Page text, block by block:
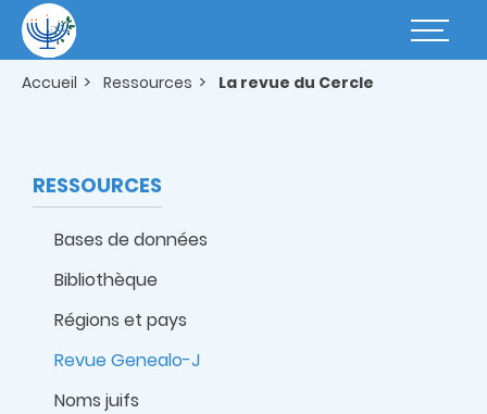
contenu
principal
Basculer
Accueil Ressources La revue du Cercle
RESSOURCES
Bases de données
Bibliothèque
Régions et pays
Revue Genealo-J
Noms juifs